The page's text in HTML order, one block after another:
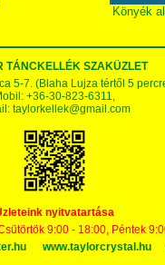
Könyék
TÁNCKELLÉK SZAKÜZLET
5-7. (Blaha Lujza tértől 5
+36-30-823-6311,
taylorkellek@gmail.com
nyitvatartása
9:00 - 18:00, Péntek
www.taylorcrystal.hu